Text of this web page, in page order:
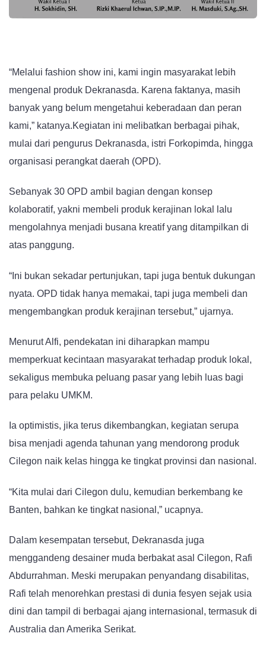
“Melalui fashion show ini, kami ingin masyarakat lebih
mengenal produk Dekranasda. Karena faktanya, masih
banyak yang belum mengetahui keberadaan dan peran
kami,” katanya.Kegiatan ini melibatkan berbagai pihak,
mulai dari pengurus Dekranasda, istri Forkopimda, hingga
organisasi perangkat daerah (OPD).
Sebanyak 30 OPD ambil bagian dengan konsep
kolaboratif, yakni membeli produk kerajinan lokal lalu
mengolahnya menjadi busana kreatif yang ditampilkan di
atas panggung.
“Ini bukan sekadar pertunjukan, tapi juga bentuk dukungan
nyata. OPD tidak hanya memakai, tapi juga membeli dan
mengembangkan produk kerajinan tersebut,” ujarnya.
Menurut Alfi, pendekatan ini diharapkan mampu
memperkuat kecintaan masyarakat terhadap produk lokal,
sekaligus membuka peluang pasar yang lebih luas bagi
para pelaku UMKM.
Ia optimistis, jika terus dikembangkan, kegiatan serupa
bisa menjadi agenda tahunan yang mendorong produk
Cilegon naik kelas hingga ke tingkat provinsi dan nasional.
“Kita mulai dari Cilegon dulu, kemudian berkembang ke
Banten, bahkan ke tingkat nasional,” ucapnya.
Dalam kesempatan tersebut, Dekranasda juga
menggandeng desainer muda berbakat asal Cilegon, Rafi
Abdurrahman. Meski merupakan penyandang disabilitas,
Rafi telah menorehkan prestasi di dunia fesyen sejak usia
dini dan tampil di berbagai ajang internasional, termasuk di
Australia dan Amerika Serikat.